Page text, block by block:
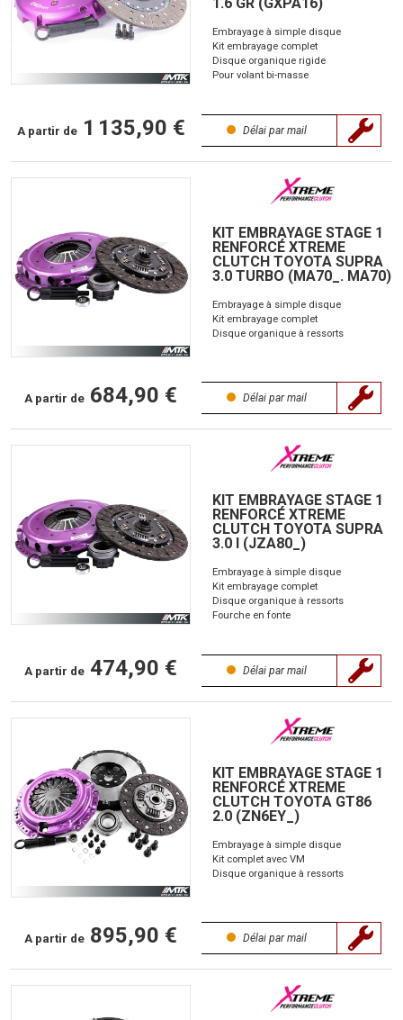
1.6 GR (GXPA16)
Embrayage à simple disque
Kit embrayage complet
Disque organique rigide
Pour volant bi-masse
A partir de 1 135,90 € Délai par mail
KIT EMBRAYAGE STAGE 1
RENFORCÉ XTREME
CLUTCH TOYOTA SUPRA
3.0 TURBO (MA70_. MA70)
Embrayage à simple disque
Kit embrayage complet
Disque organique à ressorts
A partir de 684,90 € Délai par mail
KIT EMBRAYAGE STAGE 1
RENFORCÉ XTREME
CLUTCH TOYOTA SUPRA
3.0 I (JZA80_)
Embrayage à simple disque
Kit embrayage complet
Disque organique à ressorts
Fourche en fonte
A partir de 474,90 € Délai par mail
KIT EMBRAYAGE STAGE 1
RENFORCÉ XTREME
CLUTCH TOYOTA GT86
2.0 (ZN6EY_)
Embrayage à simple disque
Kit complet avec VM
Disque organique à ressorts
A partir de 895,90 € Délai par mail